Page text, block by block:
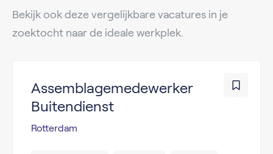
Bekijk ook deze vergelijkbare vacatures in je
zoektocht naar de ideale werkplek.
Assemblagemedewerker
Buitendienst
Rotterdam